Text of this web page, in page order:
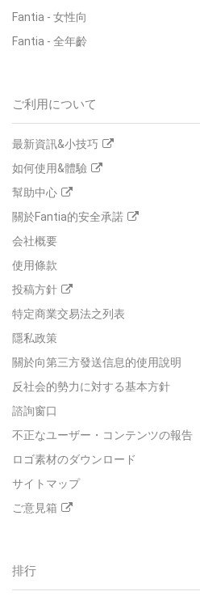
Fantia - 女性向
Fantia - 全年齡
ご利用について
最新資訊&小技巧
如何使用&體驗
幫助中心
關於Fantia的安全承諾
会社概要
使用條款
投稿方針
特定商業交易法之列表
隱私政策
關於向第三方發送信息的使用說明
反社会的勢力に対する基本方針
諮詢窗口
不正なユーザー・コンテンツの報告
ロゴ素材のダウンロード
サイトマップ
ご意見箱
排行